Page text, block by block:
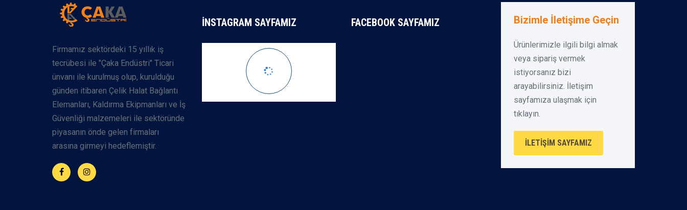
Firmamız sektördeki 15 yıllık iş
tecrübesi ile "Çaka Endüstri" Ticari
ünvanı ile kurulmuş olup, kurulduğu
günden itibaren Çelik Halat Bağlantı
Elemanları, Kaldırma Ekipmanları ve İş
Güvenliği malzemeleri ile sektöründe
piyasanın önde gelen firmaları
arasına girmeyi hedeflemiştir.
İNSTAGRAM SAYFAMIZ FACEBOOK SAYFAMIZ Bizimle İletişime Geçin
Ürünlerimizle ilgili bilgi almak
veya sipariş vermek
istiyorsanız bizi
arayabilirsiniz. İletişim
sayfamıza ulaşmak için
tıklayın.
İLETIŞIM SAYFAMIZ